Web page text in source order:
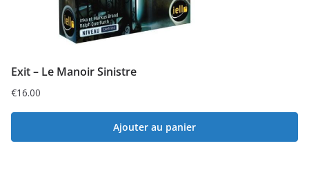
Exit – Le Manoir Sinistre
€16.00
Ajouter au panier